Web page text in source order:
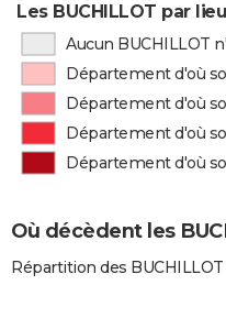
Les BUCHILLOT par
Aucun BUCHILLOT
Département d'où
Département d'où
Département d'où
Département d'où
Où décèdent les
Répartition des